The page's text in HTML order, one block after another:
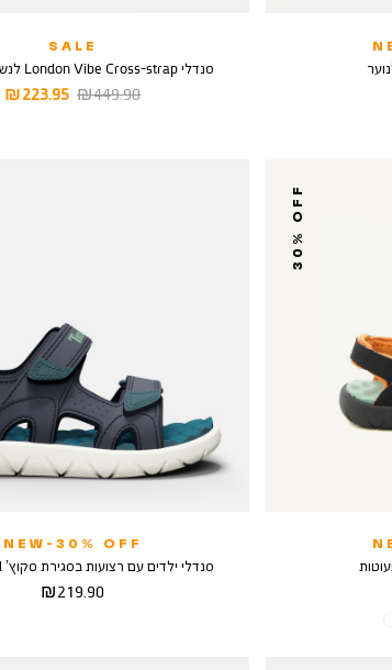
SALE
סנדלי London Vibe Cross-strap לנשים בצבע בז’
מחיר
223.95 ₪
מחיר
449.90 ₪
30% OFF
NEW-30% OFF
סנדלי ילדים עם רצועות בסגירת סקוץ’ Timberland
מחיר
219.90 ₪